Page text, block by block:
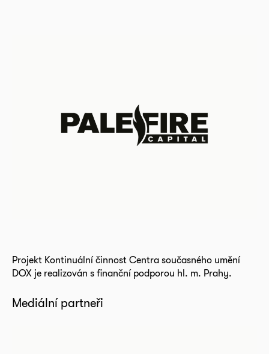
Projekt Kontinuální činnost Centra současného umění
DOX je realizován s finanční podporou hl. m. Prahy.
Mediální partneři